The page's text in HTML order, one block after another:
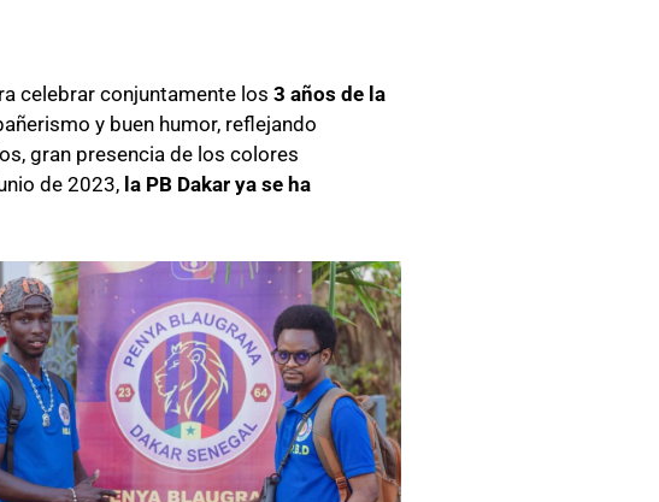
celebrar conjuntamente los 3 años de la
y buen humor, reflejando
gran presencia de los colores
de 2023, la PB Dakar ya se ha